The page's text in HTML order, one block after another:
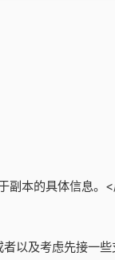
副本的具体信息。
以及考虑先接一